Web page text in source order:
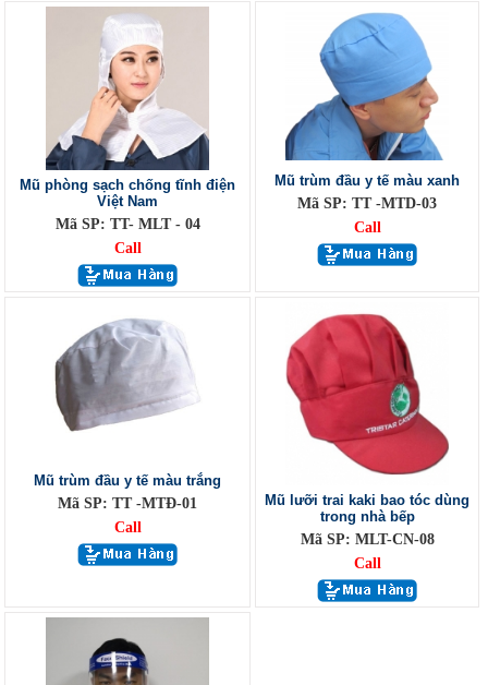
Mũ phòng sạch chống tĩnh điện
Việt Nam
Mã SP: TT- MLT - 04
Call
Mũ trùm đầu y tế màu xanh
Mã SP: TT -MTD-03
Call
Mũ trùm đầu y tế màu trắng
Mã SP: TT -MTĐ-01
Call
Mũ lưỡi trai kaki bao tóc dùng
trong nhà bếp
Mã SP: MLT-CN-08
Call